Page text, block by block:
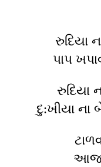
રુદિયા
પાપ
રુદિયા
દુ:ખીયા
આજ